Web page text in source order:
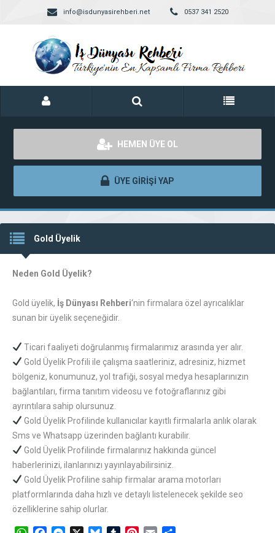
info@isdunyasirehberi.net 0537 341 2520
HEMEN ÜYE OL
ÜYE GİRİŞİ YAP
Gold Üyelik
Neden Gold Üyelik?
Gold üyelik, İş Dünyası Rehberi‘nin firmalara özel ayrıcalıklar
sunan bir üyelik seçeneğidir.
Ticari faaliyeti doğrulanmış firmalarımız arasında yer alır.
Gold Üyelik Profili ile çalışma saatleriniz, adresiniz, hizmet
bölgeniz, konumunuz, yol trafiği, sosyal medya hesaplarınızın
bağlantıları, firma tanıtım videosu ve fotoğraflarınız gibi
ayrıntılara sahip olursunuz.
Gold Üyelik Profilinde kullanıcılar kayıtlı firmalarla anlık olarak
Sms ve Whatsapp üzerinden bağlantı kurabilir.
Gold Üyelik Profilinde firmalarınız hakkında güncel
haberlerinizi, ilanlarınızı yayınlayabilirsiniz.
Gold Üyelik Profiline sahip firmalar arama motorları
platformlarında daha hızlı ve detaylı listelenecek şekilde seo
özelliklerine sahip olurlar.